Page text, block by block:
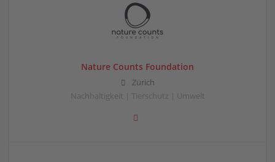
Nature Counts Foundation
Zürich
Nachhaltigkeit | Tierschutz | Umwelt